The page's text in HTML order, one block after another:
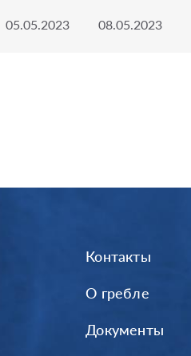
05.05.2023 08.05.2023
Контакты
О гребле
Документы